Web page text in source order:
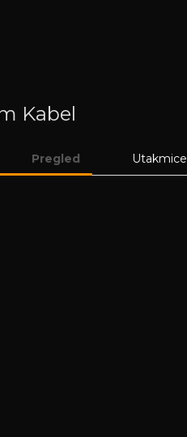
Kabel
Pregled Utakmice